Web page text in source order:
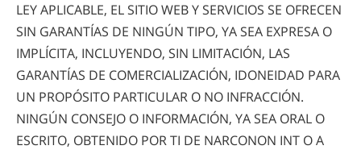
LEY APLICABLE, EL SITIO WEB Y SERVICIOS SE OFRECEN
SIN GARANTÍAS DE NINGÚN TIPO, YA SEA EXPRESA O
IMPLÍCITA, INCLUYENDO, SIN LIMITACIÓN, LAS
GARANTÍAS DE COMERCIALIZACIÓN, IDONEIDAD PARA
UN PROPÓSITO PARTICULAR O NO INFRACCIÓN.
NINGÚN CONSEJO O INFORMACIÓN, YA SEA ORAL O
ESCRITO, OBTENIDO POR TI DE NARCONON INT O A